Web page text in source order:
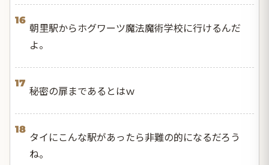
16
朝里駅からホグワーツ魔法魔術学校に行けるんだ
よ。
17
秘密の扉まであるとはｗ
18
タイにこんな駅があったら非難の的になるだろう
ね。